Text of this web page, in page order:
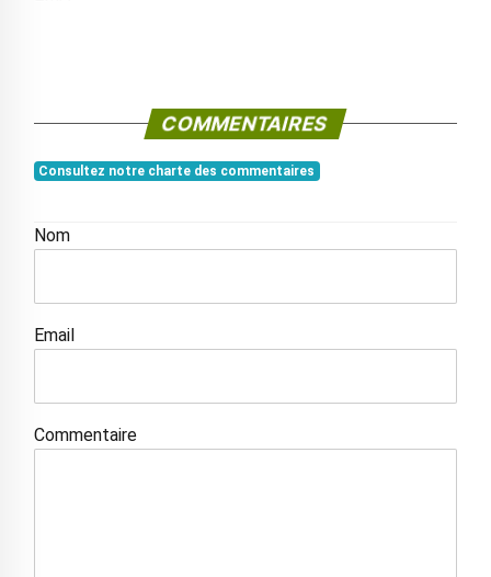
COMMENTAIRES
Consultez notre charte des commentaires
Nom
Email
Commentaire